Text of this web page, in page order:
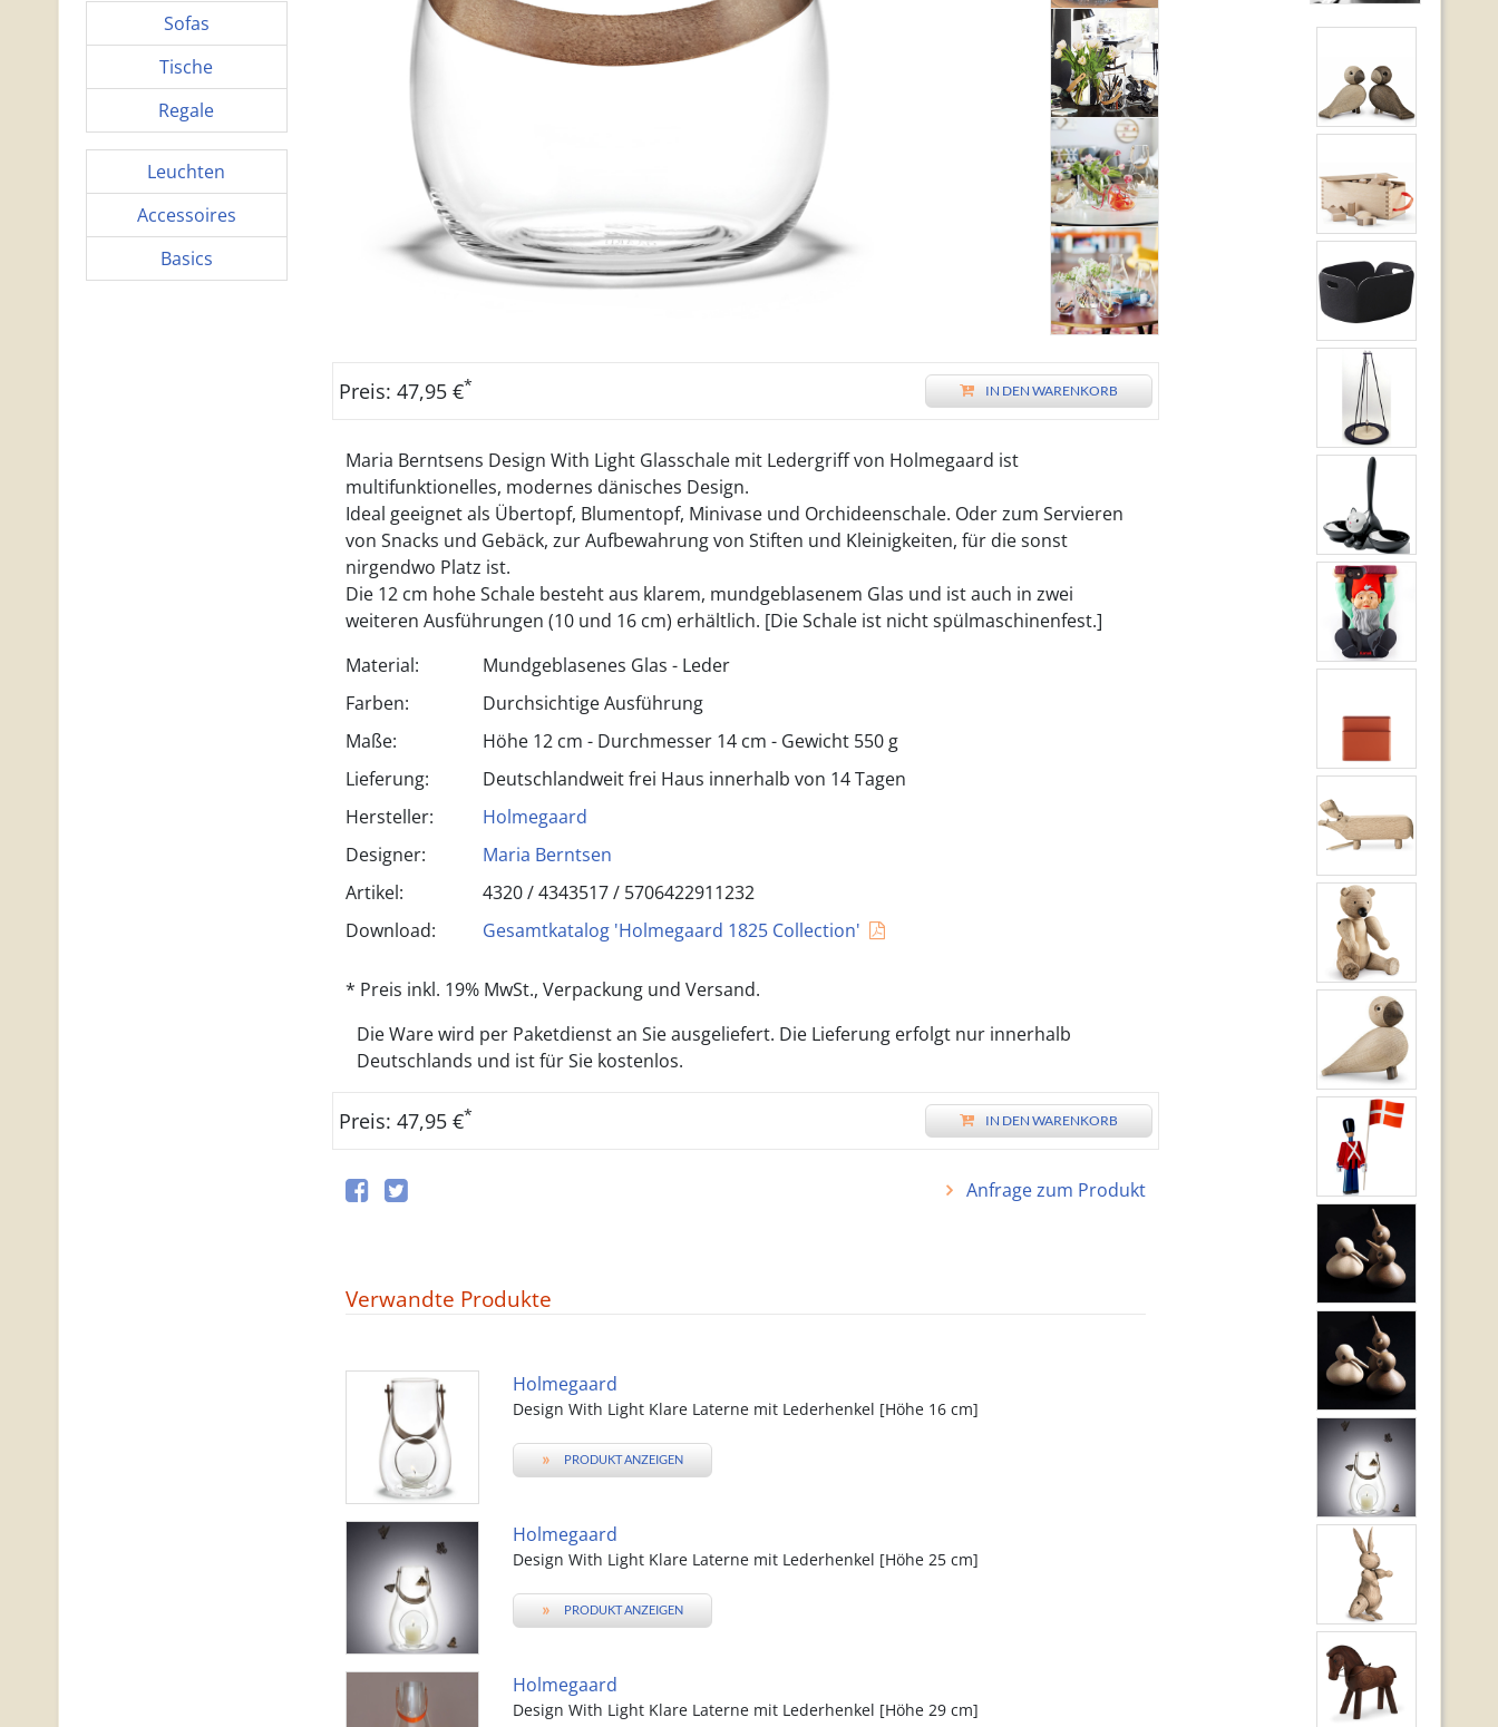
Sofas
Tische
Regale
Leuchten
Accessoires
Basics
Preis: 47,95 €* IN DEN WARENKORB
Maria Berntsens Design With Light Glasschale mit Ledergriff von Holmegaard ist
multifunktionelles, modernes dänisches Design.
Ideal geeignet als Übertopf, Blumentopf, Minivase und Orchideenschale. Oder zum Servieren
von Snacks und Gebäck, zur Aufbewahrung von Stiften und Kleinigkeiten, für die sonst
nirgendwo Platz ist.
Die 12 cm hohe Schale besteht aus klarem, mundgeblasenem Glas und ist auch in zwei
weiteren Ausführungen (10 und 16 cm) erhältlich. [Die Schale ist nicht spülmaschinenfest.]
Material:
Mundgeblasenes Glas - Leder
Farben:
Durchsichtige Ausführung
Maße:
Höhe 12 cm - Durchmesser 14 cm - Gewicht 550 g
Lieferung:
Deutschlandweit frei Haus innerhalb von 14 Tagen
Hersteller:
Holmegaard
Designer:
Maria Berntsen
Artikel:
4320 /4343517/ 5706422911232
Download:
Gesamtkatalog 'Holmegaard 1825 Collection'
* Preis inkl. 19% MwSt., Verpackung und Versand.
Die Ware wird per Paketdienst an Sie ausgeliefert. Die Lieferung erfolgt nur innerhalb
Deutschlands und ist für Sie kostenlos.
Preis: 47,95 €* IN DEN WARENKORB
Anfrage zum Produkt
Verwandte Produkte
Holmegaard
Design With Light Klare Laterne mit Lederhenkel [Höhe 16 cm]
» PRODUKT ANZEIGEN
Holmegaard
Design With Light Klare Laterne mit Lederhenkel [Höhe 25 cm]
» PRODUKT ANZEIGEN
Holmegaard
Design With Light Klare Laterne mit Lederhenkel [Höhe 29 cm]